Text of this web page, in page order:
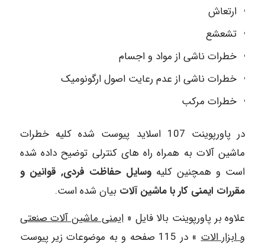
ارتعاش
تشعشع
خطرات ناشی از مواد و اجسام
خطرات ناشی از عدم رعایت اصول ارگونومیک
خطرات مرکب
در پاورپوینت 107 اسلاید پیوست شده کلیه خطرات
ماشین آلات به همراه راه های کنترلی توضیح داده شده
است و همچنین کلیه وسایل حفاظت فردی, قوانین و
مقررات ایمنی کار با ماشین آلات بیان شده است.
علاوه بر پاورپوینت بالا فایل «ایمنی ماشین آلات صنعتی
و ابزار الات
» در 115 صفحه و به موضوعات زیر پیوست